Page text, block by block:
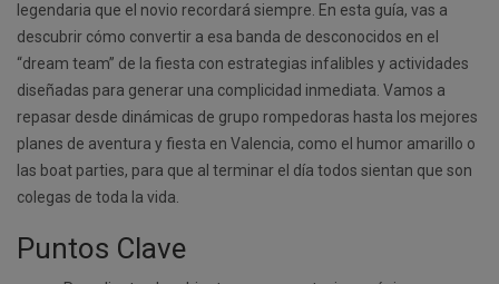
legendaria que el novio recordará siempre. En esta guía, vas a
descubrir cómo convertir a esa banda de desconocidos en el
“dream team” de la fiesta con estrategias infalibles y actividades
diseñadas para generar una complicidad inmediata. Vamos a
repasar desde dinámicas de grupo rompedoras hasta los mejores
planes de aventura y fiesta en Valencia, como el humor amarillo o
las boat parties, para que al terminar el día todos sientan que son
colegas de toda la vida.
Puntos Clave